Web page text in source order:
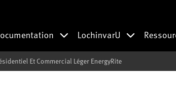
LochinvarU
Et Commercial Léger EnergyRite